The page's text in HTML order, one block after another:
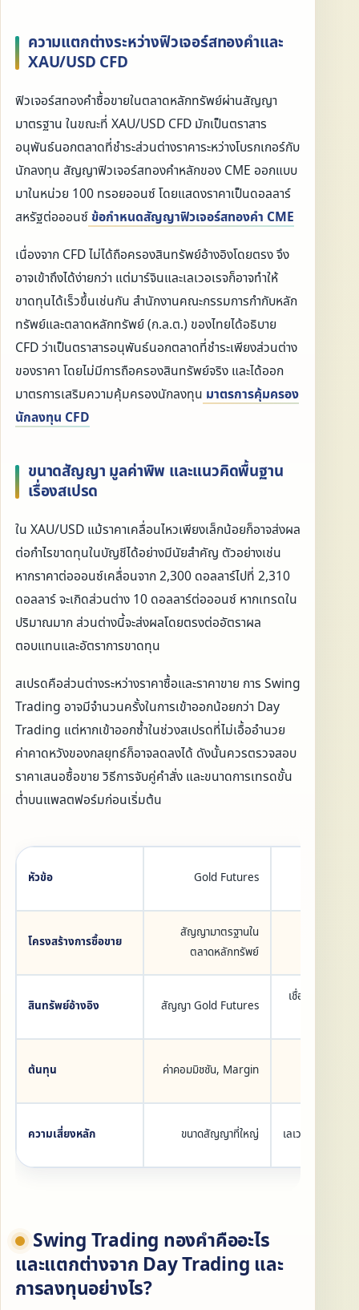
ความแตกต่างระหว่างฟิวเจอร์สทองคำและ
XAU/USD CFD
ฟิวเจอร์สทองคำซื้อขายในตลาดหลักทรัพย์ผ่านสัญญา
มาตรฐาน ในขณะที่ XAU/USD CFD มักเป็นตราสาร
อนุพันธ์นอกตลาดที่ชำระส่วนต่างราคาระหว่างโบรกเกอร์กับ
นักลงทุน สัญญาฟิวเจอร์สทองคำหลักของ CME ออกแบบ
มาในหน่วย 100 ทรอยออนซ์ โดยแสดงราคาเป็นดอลลาร์
สหรัฐต่อออนซ์ข้อกำหนดสัญญาฟิวเจอร์สทองคำ CME
เนื่องจาก CFD ไม่ได้ถือครองสินทรัพย์อ้างอิงโดยตรง จึง
อาจเข้าถึงได้ง่ายกว่า แต่มาร์จินและเลเวอเรจก็อาจทำให้
ขาดทุนได้เร็วขึ้นเช่นกัน สำนักงานคณะกรรมการกำกับหลัก
ทรัพย์และตลาดหลักทรัพย์ (ก.ล.ต.) ของไทยได้อธิบาย
CFD ว่าเป็นตราสารอนุพันธ์นอกตลาดที่ชำระเพียงส่วนต่าง
ของราคา โดยไม่มีการถือครองสินทรัพย์จริง และได้ออก
มาตรการเสริมความคุ้มครองนักลงทุน มาตรการคุ้มครอง
นักลงทุน CFD
ขนาดสัญญา มูลค่าพิพ และแนวคิดพื้นฐาน
เรื่องสเปรด
ใน XAU/USD แม้ราคาเคลื่อนไหวเพียงเล็กน้อยก็อาจส่งผล
ต่อกำไรขาดทุนในบัญชีได้อย่างมีนัยสำคัญ ตัวอย่างเช่น
หากราคาต่อออนซ์เคลื่อนจาก 2,300 ดอลลาร์ไปที่ 2,310
ดอลลาร์ จะเกิดส่วนต่าง 10 ดอลลาร์ต่อออนซ์ หากเทรดใน
ปริมาณมาก ส่วนต่างนี้จะส่งผลโดยตรงต่ออัตราผล
ตอบแทนและอัตราการขาดทุน
สเปรดคือส่วนต่างระหว่างราคาซื้อและราคาขาย การ Swing
Trading อาจมีจำนวนครั้งในการเข้าออกน้อยกว่า Day
Trading แต่หากเข้าออกซ้ำในช่วงสเปรดที่ไม่เอื้ออำนวย
ค่าคาดหวังของกลยุทธ์ก็อาจลดลงได้ ดังนั้นควรตรวจสอบ
ราคาเสนอซื้อขาย วิธีการจับคู่คำสั่ง และขนาดการเทรดขั้น
ต่ำบนแพลตฟอร์มก่อนเริ่มต้น
หัวข้อ Gold Futures
โครงสร้างการซื้อขาย
สัญญามาตรฐานใน
ตลาดหลักทรัพย์
สินทรัพย์อ้างอิง สัญญา Gold Futures
เชื่อมโยงกับราค
ต้นทุน ค่าคอมมิชชัน, Margin
ความเสี่ยงหลัก ขนาดสัญญาที่ใหญ่ เลเวอเรจขยายผ
Swing Trading ทองคำคืออะไร
และแตกต่างจาก Day Trading และ
การลงทุนอย่างไร?